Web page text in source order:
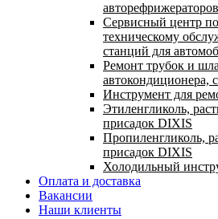
Сервисный центр
техническому
станций для
Ремонт трубок и
автокондиционера,
Инструмент для
Этиленгликоль,
присадок DIXIS
Пропиленгликоль,
присадок DIXIS
Холодильный
Оплата и доставка
Вакансии
Наши клиенты